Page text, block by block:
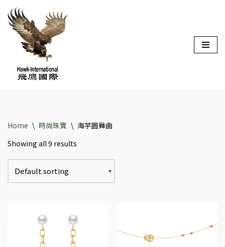
Skip
content
Home \ 時尚珠寶 \ 海芋圓舞曲
Showing all 9 results